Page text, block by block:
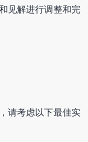
见解进行调整和完
请考虑以下最佳实